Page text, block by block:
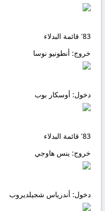
83' قائمة البدلاء
خروج: أنطونيو نوسا
دخول: أوسكار بوب
83' قائمة البدلاء
خروج: ينس هاوجي
دخول: أندرياس شجيلديروب